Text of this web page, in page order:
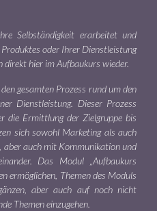
Selbständigkeit erarbeitet und
oder Ihrer Dienstleistung
direkt hier im Aufbaukurs wieder.
gesamten Prozess rund um den
Dienstleistung. Dieser Prozess
die Ermittlung der Zielgruppe bis
sich sowohl Marketing als auch
aber auch mit Kommunikation und
Das Modul „Aufbaukurs
ermöglichen, Themen des Moduls
aber auch auf noch nicht
Themen einzugehen.